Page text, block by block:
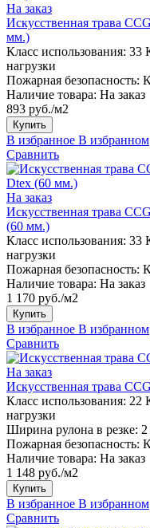
На заказ
Искусственная трава
мм.)
Класс использования: 33
нагрузки
Пожарная безопасность:
Наличие товара: На заказ
893 руб./м2
Купить
В избранное В избранном
Сравнить
На заказ
Искусственная трава
(60 мм.)
Класс использования: 33
нагрузки
Пожарная безопасность:
Наличие товара: На заказ
1 170 руб./м2
Купить
В избранное В избранном
Сравнить
На заказ
Искусственная трава
Класс использования: 22
нагрузки
Ширина рулона в резке:
Пожарная безопасность:
Наличие товара: На заказ
1 148 руб./м2
Купить
В избранное В избранном
Сравнить